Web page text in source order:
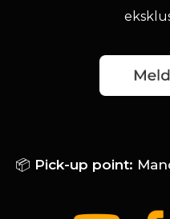
📦 Pick-up point: